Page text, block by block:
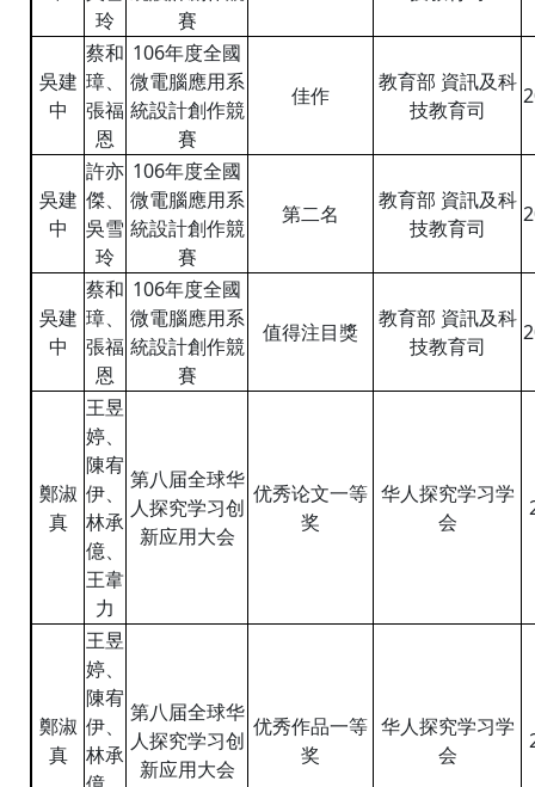
玲
賽
吳建
中
蔡和
璋、
張福
恩
106年度全國
微電腦應用系
統設計創作競
賽
佳作
教育部 資訊及科
技教育司
吳建
中
許亦
傑、
吳雪
玲
106年度全國
微電腦應用系
統設計創作競
賽
第二名
教育部 資訊及科
技教育司
吳建
中
蔡和
璋、
張福
恩
106年度全國
微電腦應用系
統設計創作競
賽
值得注目獎
教育部 資訊及科
技教育司
鄭淑
真
王昱
婷、
陳宥
伊、
林承
億、
王韋
力
第八届全球华
人探究学习创
新应用大会
优秀论文一等
奖
华人探究学习学
会
鄭淑
真
王昱
婷、
陳宥
伊、
林承
第八届全球华
人探究学习创
新应用大会
优秀作品一等
奖
华人探究学习学
会